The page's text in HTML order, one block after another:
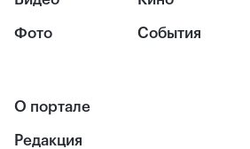
Фото События
О портале
Редакция